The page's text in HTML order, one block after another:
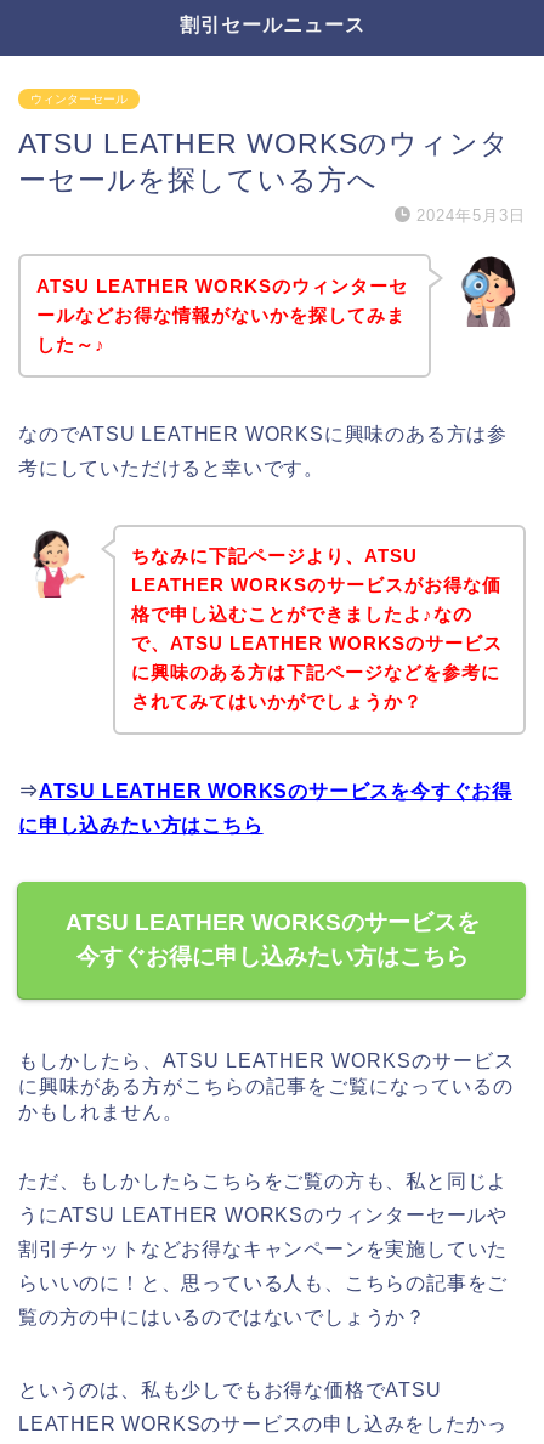
割引セールニュース
ウィンターセール
ATSU LEATHER WORKSのウィンタ
ーセールを探している方へ
2024年5月3日
ATSU LEATHER WORKSのウィンターセ
ールなどお得な情報がないかを探してみま
した～♪
なのでATSU LEATHER WORKSに興味のある方は参
考にしていただけると幸いです。
ちなみに下記ページより、ATSU
LEATHER WORKSのサービスがお得な価
格で申し込むことができましたよ♪なの
で、ATSU LEATHER WORKSのサービス
に興味のある方は下記ページなどを参考に
されてみてはいかがでしょうか？
⇒ATSU LEATHER WORKSのサービスを今すぐお得
に申し込みたい方はこちら
ATSU LEATHER WORKSのサービスを
今すぐお得に申し込みたい方はこちら
もしかしたら、ATSU LEATHER WORKSのサービス
に興味がある方がこちらの記事をご覧になっているの
かもしれません。
ただ、もしかしたらこちらをご覧の方も、私と同じよ
うにATSU LEATHER WORKSのウィンターセールや
割引チケットなどお得なキャンペーンを実施していた
らいいのに！と、思っている人も、こちらの記事をご
覧の方の中にはいるのではないでしょうか？
というのは、私も少しでもお得な価格でATSU
LEATHER WORKSのサービスの申し込みをしたかっ